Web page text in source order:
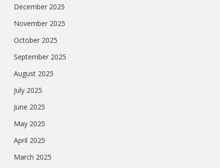
December 2025
November 2025
October 2025
September 2025
August 2025
July 2025
June 2025
May 2025
April 2025
March 2025